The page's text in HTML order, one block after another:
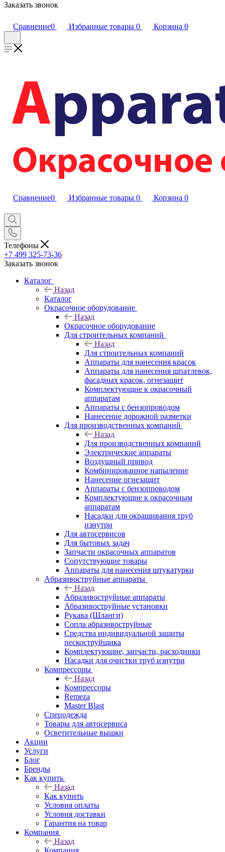
Заказать звонок
Сравнение0 Избранные товары 0 Корзина 0
Сравнение0 Избранные товары 0 Корзина 0
Телефоны
+7 499 325-73-36
Заказать звонок
Каталог
Назад
Каталог
Окрасочное оборудование
Назад
Окрасочное оборудование
Для строительных компаний
Назад
Для строительных компаний
Аппараты для нанесения красок
Аппараты для нанесения шпатлевок,
фасадных красок, огнезащит
Комплектующие к окрасочный
аппаратам
Аппараты с бензопроводом
Нанесение дорожной разметки
Для производственных компаний
Назад
Для производственных компаний
Электрические аппараты
Воздушный привод
Комбинированное напыление
Нанесение огнезащит
Аппараты с бензопроводом
Комплектующие к окрасочным
аппаратам
Насадки для окрашивания труб
изнутри
Для автосервисов
Для бытовых задач
Запчасти окрасочных аппаратов
Сопутствующие товары
Аппараты для нанесения штукатурки
Aбразивоструйные аппараты
Назад
Aбразивоструйные аппараты
Абразивоструйные установки
Рукава (Шланги)
Сопла абразивоструйные
Средства индивидуальной защиты
пескоструйщика
Комплектующие, запчасти, расходники
Насадки для очистки труб изнутри
Компрессоры
Назад
Компрессоры
Remeza
Master Blast
Спецодежда
Товары для автосервиса
Осветительные вышки
Акции
Услуги
Блог
Бренды
Как купить
Назад
Как купить
Условия оплаты
Условия доставки
Гарантия на товар
Компания
Назад
Компания